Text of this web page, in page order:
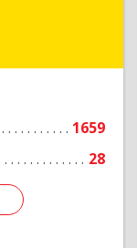
1659
28
Подробнее